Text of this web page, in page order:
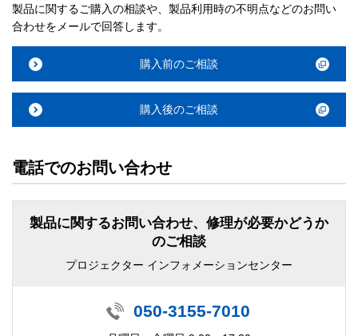
製品に関するご購入の相談や、製品利用時の不明点などのお問い
合わせをメールで回答します。
購入前のご相談
購入後のご相談
電話でのお問い合わせ
製品に関するお問い合わせ、修理が必要かどうか
のご相談
プロジェクター インフォメーションセンター
050-3155-7010